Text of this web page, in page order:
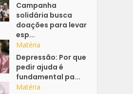
Campanha
solidária busca
doações para levar
esp...
Matéria
Depressão: Por que
pedir ajuda é
fundamental pa...
Matéria